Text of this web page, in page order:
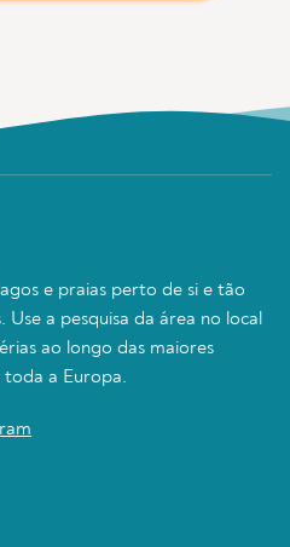
e praias perto de si e tão
a pesquisa da área no local
ao longo das maiores
toda a Europa.